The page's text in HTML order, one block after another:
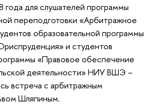
года для слушателей программы
переподготовки «Арбитражное
образовательной программы
и студентов
«Правовое обеспечение
деятельности» НИУ ВШЭ –
встреча с арбитражным
Шляпиным.